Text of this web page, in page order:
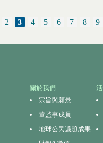
2 3 4 5 6 7 8 9
關於我們
宗旨與願景
董監事成員
地球公民議題成果